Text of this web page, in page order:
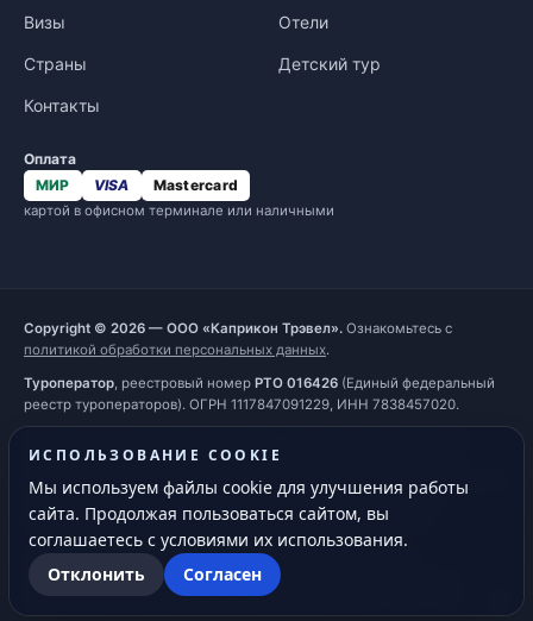
ИСПОЛЬЗОВАНИЕ COOKIE
Мы используем файлы cookie для улучшения работы
сайта. Продолжая пользоваться сайтом, вы
соглашаетесь с условиями их использования.
Отклонить
Согласен
Визы Отели
Страны Детский тур
Контакты
Оплата
МИР
VISA Mastercard
картой в офисном терминале или наличными
Copyright © 2026 — ООО «Каприкон Трэвел». Ознакомьтесь с
политикой обработки персональных данных.
Туроператор, реестровый номер РТО 016426 (Единый федеральный
реестр туроператоров). ОГРН 1117847091229, ИНН 7838457020.
права. Все права защищены и охраняются законом. Запрещается
использование любых материалов сайта без письменного разрешения
правообладателя. При полном или частичном использовании
материалов гиперссылка наhttps://capricorn.ruобязательна.
Обращаем ваше внимание на то, что информация на сайте
предоставлена исключительно для ознакомления и не является
публичной офертой, определяемой положениями ст. 437 ГК РФ.